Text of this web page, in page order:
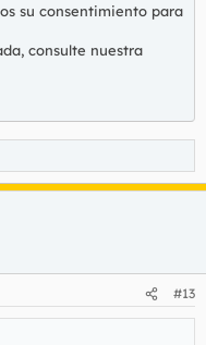
su consentimiento para
consulte nuestra
#13